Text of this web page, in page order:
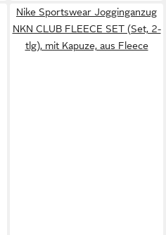
Nike Sportswear Jogginganzug
NKN CLUB FLEECE SET (Set, 2-
tlg), mit Kapuze, aus Fleece